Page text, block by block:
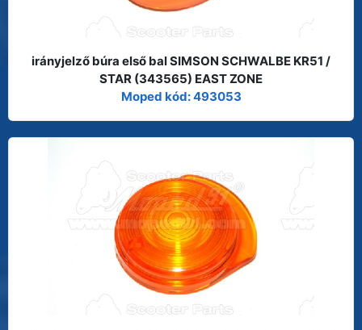
irányjelző búra első bal SIMSON SCHWALBE KR51 /
STAR (343565) EAST ZONE
Moped kód: 493053